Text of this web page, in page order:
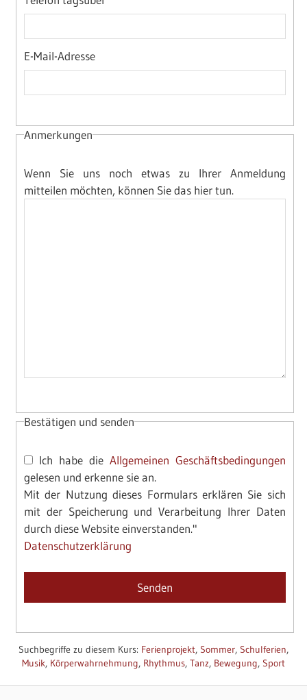
E-Mail-Adresse
Anmerkungen
Wenn Sie uns noch etwas zu Ihrer Anmeldung
mitteilen möchten, können Sie das hier tun.
Bestätigen und senden
Ich habe die Allgemeinen Geschäftsbedingungen
gelesen und erkenne sie an.
Mit der Nutzung dieses Formulars erklären Sie sich
mit der Speicherung und Verarbeitung Ihrer Daten
durch diese Website einverstanden."
Datenschutzerklärung
Suchbegriffe zu diesem Kurs: Ferienprojekt, Sommer, Schulferien,
Musik, Körperwahrnehmung, Rhythmus, Tanz, Bewegung, Sport